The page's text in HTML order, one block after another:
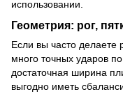
использовании.
Геометрия: рог,
Если вы часто делаете
много точных ударов
достаточная ширина
выгодно иметь